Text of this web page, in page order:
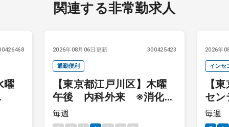
関連する非常勤求人
曜
2026年08月06日更新 300425423
通勤便利
【東京都江戸川区】木曜
午後 内科外来 ※消化器
内科の場合はプラス内視
鏡数件
毎週
2026年
インセ
【
セン
＋内
毎週